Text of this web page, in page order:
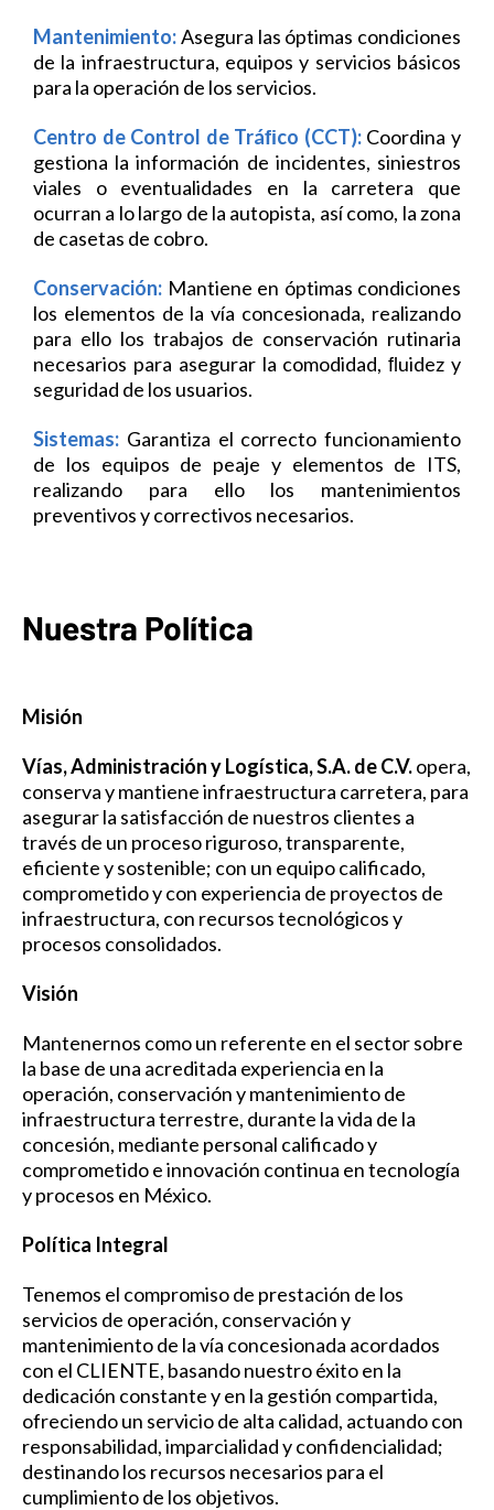
Mantenimiento:Asegura las óptimas condiciones
de la infraestructura, equipos y servicios básicos
para la operación de los servicios.
Centro de Control de Tráﬁco (CCT): Coordina y
gestiona la información de incidentes, siniestros
viales o eventualidades en la carretera que
ocurran a lo largo de la autopista, así como, la zona
de casetas de cobro.
Conservación: Mantiene en óptimas condiciones
los elementos de la vía concesionada, realizando
para ello los trabajos de conservación rutinaria
necesarios para asegurar la comodidad, ﬂuidez y
seguridad de los usuarios.
Sistemas: Garantiza el correcto funcionamiento
de los equipos de peaje y elementos de ITS,
realizando para ello los mantenimientos
preventivos y correctivos necesarios.
Nuestra Política
Misión
Vías, Administración y Logística, S.A. de C.V.opera,
conserva y mantiene infraestructura carretera, para
asegurar la satisfacción de nuestros clientes a
través de un proceso riguroso, transparente,
eficiente y sostenible; con un equipo calificado,
comprometido y con experiencia de proyectos de
infraestructura, con recursos tecnológicos y
procesos consolidados.
Visión
Mantenernos como un referente en el sector sobre
la base de una acreditada experiencia en la
operación, conservación y mantenimiento de
infraestructura terrestre, durante la vida de la
concesión, mediante personal calificado y
comprometido e innovación continua en tecnología
y procesos en México.
Política Integral
Tenemos el compromiso de prestación de los
servicios de operación, conservación y
mantenimiento de la vía concesionada acordados
con el CLIENTE, basando nuestro éxito en la
dedicación constante y en la gestión compartida,
ofreciendo un servicio de alta calidad, actuando con
responsabilidad, imparcialidad y confidencialidad;
destinando los recursos necesarios para el
cumplimiento de los objetivos.